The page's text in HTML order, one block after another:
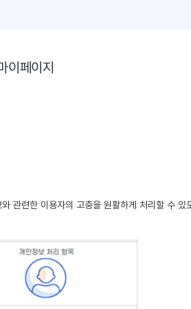
이페이지
관련한 이용자의 고충을 원활하게 처리할 수 있